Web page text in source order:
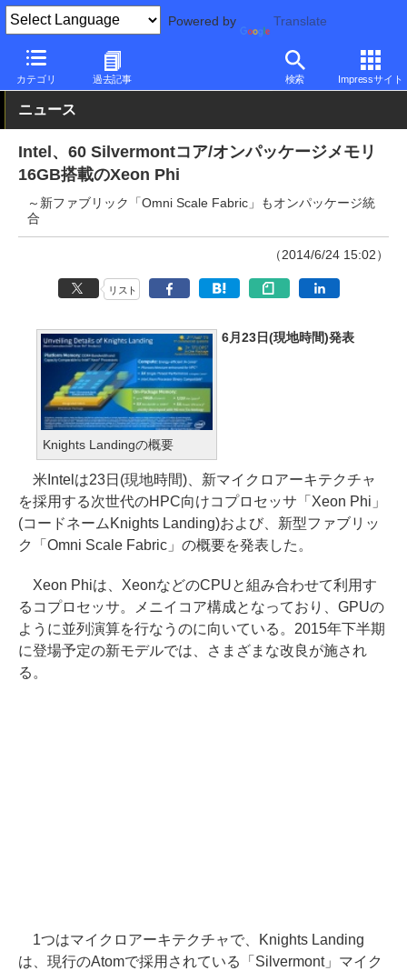
Powered by Translate
カテゴリ 過去記事 検索 Impressサイト
PC Watch 半導体/周辺機器
ニュース
Intel、60 Silvermontコア/オンパッケージメモリ
16GB搭載のXeon Phi
～新ファブリック「Omni Scale Fabric」もオンパッケージ統
合
（2014/6/24 15:02）
リスト
Knights Landingの概要
6月23日(現地時間)発表
米Intelは23日(現地時間)、新マイクロアーキテクチャ
を採用する次世代のHPC向けコプロセッサ「Xeon Phi」
(コードネームKnights Landing)および、新型ファブリッ
ク「Omni Scale Fabric」の概要を発表した。
Xeon Phiは、XeonなどのCPUと組み合わせて利用す
るコプロセッサ。メニイコア構成となっており、GPUの
ように並列演算を行なうのに向いている。2015年下半期
に登場予定の新モデルでは、さまざまな改良が施され
る。
1つはマイクロアーキテクチャで、Knights Landing
は、現行のAtomで採用されている「Silvermont」マイク